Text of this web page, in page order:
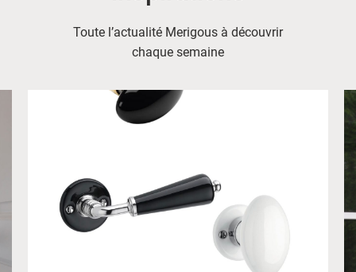
Toute l’actualité Merigous à découvrir
chaque semaine